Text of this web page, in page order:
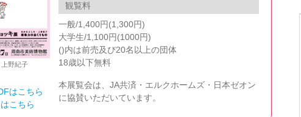
野紀子
はこちら
こちら
観覧料
一般/1,400円(1,300円)
大学生/1,100円(1000円)
()内は前売及び20名以上の団体
18歳以下無料
本展覧会は、JA共済・エルクホームズ・日本ゼオン
に協賛いただいています。